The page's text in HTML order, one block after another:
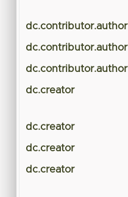
dc.contributor.author
dc.contributor.author
dc.contributor.author
dc.creator
dc.creator
dc.creator
dc.creator